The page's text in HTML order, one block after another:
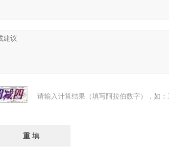
请输入计算结果（填写阿拉伯数字），如：